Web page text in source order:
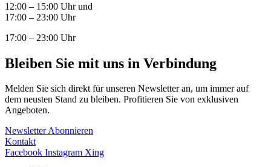
12:00 – 15:00 Uhr und
17:00 – 23:00 Uhr
17:00 – 23:00 Uhr
Bleiben Sie mit uns in Verbindung
Melden Sie sich direkt für unseren Newsletter an, um immer auf
dem neusten Stand zu bleiben. Profitieren Sie von exklusiven
Angeboten.
Newsletter Abonnieren
Kontakt
Facebook Instagram Xing